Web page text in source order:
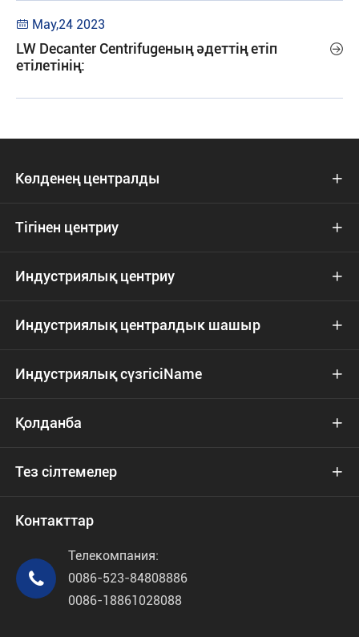
 May,24 2023
LW Decanter Centrifugeның әдеттің етіп
етілетінің:

Көлденең централды 
Тігінен центриу 
Индустриялық центриу 
Индустриялық централдык шашыр 
Индустриялық сүзгісіName 
Қолданба 
Тез сілтемелер 
Контакттар

Телекомпания:
0086-523-84808886
0086-18861028088